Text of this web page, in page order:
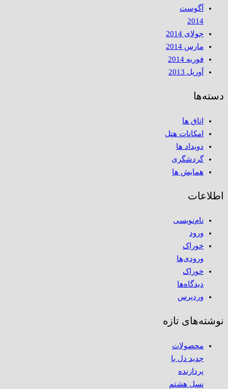
آگوست
2014
جولای 2014
مارس 2014
فوریه 2014
آوریل 2013
دسته‌ها
اتاق ها
امکانات هتل
دویداد ها
گردشگری
همایش ها
اطلاعات
نام‌نویسی
ورود
خوراک
ورودی‌ها
خوراک
دیدگاه‌ها
وردپرس
نوشته‌های تازه
محصولات
جدید دل با
پردازنده
نسل هشتم